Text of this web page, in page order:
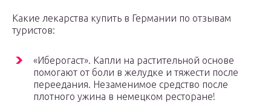
Какие лекарства купить в Германии по отзывам
туристов:
«Иберогаст». Капли на растительной основе
помогают от боли в желудке и тяжести после
переедания. Незаменимое средство после
плотного ужина в немецком ресторане!